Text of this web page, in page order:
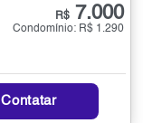
R$ 7.000
Condomínio: R$ 1.290
Contatar